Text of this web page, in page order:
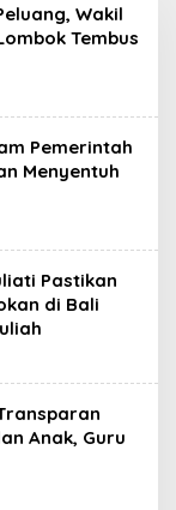
Wakil
Tembus
Pemerintah
Menyentuh
Pastikan
di Bali
Anak, Guru